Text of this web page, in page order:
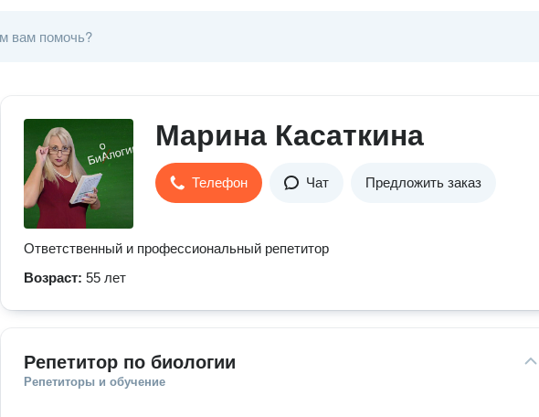
Марина Касаткина
Телефон Чат Предложить заказ
Ответственный и профессиональный репетитор
Возраст: 55 лет
Репетитор по биологии
Репетиторы и обучение